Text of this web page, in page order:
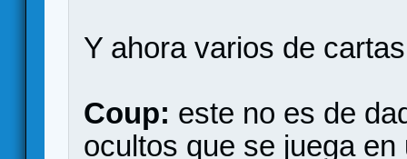
Y ahora varios de
Coup: este no es de
ocultos que se juega